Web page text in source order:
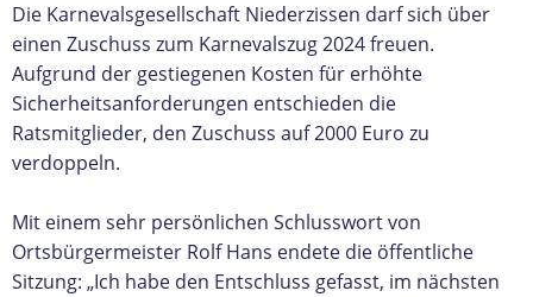
Die Karnevalsgesellschaft Niederzissen darf sich über
einen Zuschuss zum Karnevalszug 2024 freuen.
Aufgrund der gestiegenen Kosten für erhöhte
Sicherheitsanforderungen entschieden die
Ratsmitglieder, den Zuschuss auf 2000 Euro zu
verdoppeln.
Mit einem sehr persönlichen Schlusswort von
Ortsbürgermeister Rolf Hans endete die öffentliche
Sitzung: „Ich habe den Entschluss gefasst, im nächsten